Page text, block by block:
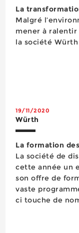
La
Malgré
mener à
la société Würth
19/11/2020
Würth
La formation
La société de
cette année un
son offre de
vaste
ci touche de